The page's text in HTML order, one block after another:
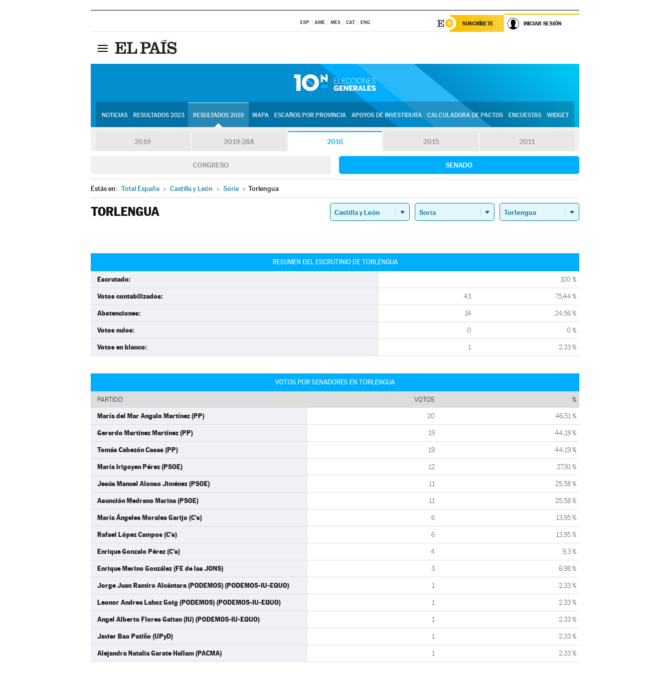
ESP AME MEX CAT ENG SUSCRÍBETE INICIAR SESIÓN
NOTICIAS RESULTADOS 2023 RESULTADOS 2019 MAPA ESCAÑOS POR PROVINCIA APOYOS DE INVESTIDURA CALCULADORA DE PACTOS ENCUESTAS WIDGET
2019 2019-28A 2016 2015 2011
CONGRESO SENADO
Estás en: Total España » Castilla y León » Soria » Torlengua
TORLENGUA
RESUMEN DEL ESCRUTINIO DE TORLENGUA
Escrutado: 100 %
Votos contabilizados: 43 75,44 %
Abstenciones: 14 24,56 %
Votos nulos: 0 0 %
Votos en blanco: 1 2,33 %
VOTOS POR SENADORES EN TORLENGUA
PARTIDO VOTOS %
María del Mar Angulo Martínez (PP) 20 46,51 %
Gerardo Martínez Martínez (PP) 19 44,19 %
Tomás Cabezón Casas (PP) 19 44,19 %
María Irigoyen Pérez (PSOE) 12 27,91 %
Jesús Manuel Alonso Jiménez (PSOE) 11 25,58 %
Asunción Medrano Marina (PSOE) 11 25,58 %
María Ángeles Morales Garijo (C's) 6 13,95 %
Rafael López Campos (C's) 6 13,95 %
Enrique Gonzalo Pérez (C's) 4 9,3 %
Enrique Merino González (FE de las JONS) 3 6,98 %
Jorge Juan Ramiro Alcántara (PODEMOS) (PODEMOS-IU-EQUO) 1 2,33 %
Leonor Andrea Lahoz Goig (PODEMOS) (PODEMOS-IU-EQUO) 1 2,33 %
Angel Alberto Flores Gaitan (IU) (PODEMOS-IU-EQUO) 1 2,33 %
Javier Bao Patiño (UPyD) 1 2,33 %
Alejandra Natalia Garate Hallam (PACMA) 1 2,33 %